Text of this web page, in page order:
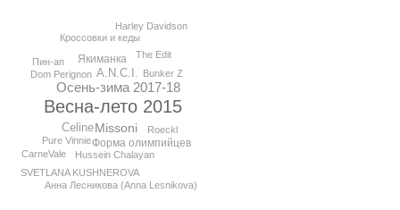
Весна-лето 2015
Осень-зима 2017-18
Missoni
A.N.C.I.
Celine
Якиманка
Форма олимпийцев
Hussein Chalayan
The Edit
Pure Vinnie
Кроссовки и кеды
SVETLANA KUSHNEROVA
Roeckl
Bunker Z
Dom Perignon
Пин-ап
Анна Лесникова (Anna Lesnikova)
Harley Davidson
CarneVale